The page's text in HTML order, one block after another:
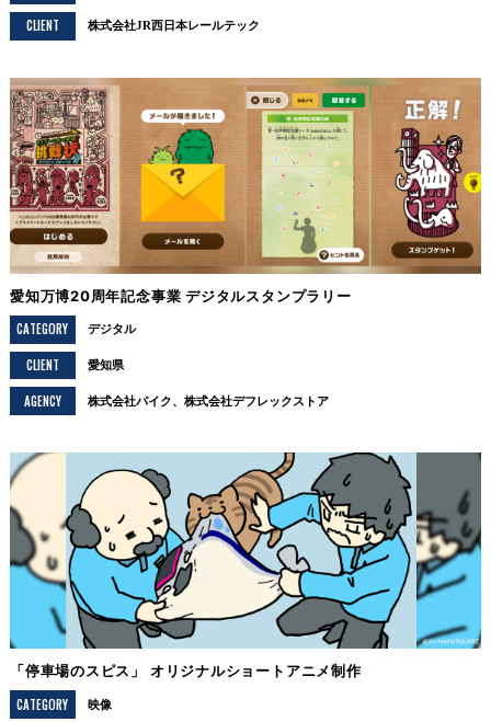
CLIENT 株式会社JR西日本レールテック
愛知万博20周年記念事業 デジタルスタンプラリー
CATEGORY
デジタル
CLIENT 愛知県
AGENCY 株式会社パイク、株式会社デフレックストア
「停車場のスピス」 オリジナルショートアニメ制作
CATEGORY
映像